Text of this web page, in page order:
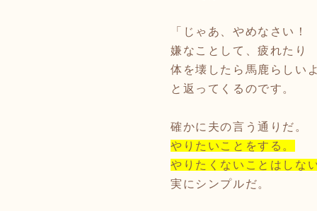
「じゃあ、やめなさい！
嫌なことして、疲れたり
体を壊したら馬鹿らしいよ
と返ってくるのです。
確かに夫の言う通りだ。
やりたいことをする。
やりたくないことはしない
実にシンプルだ。